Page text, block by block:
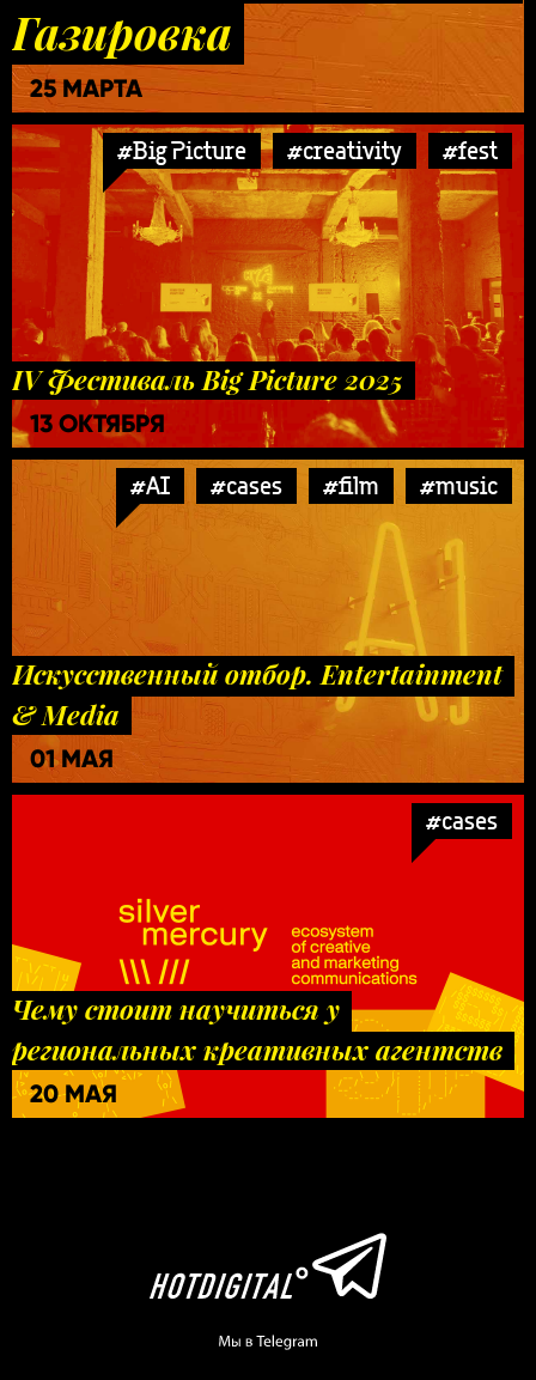
Газировка
25 МАРТА
#Big Picture #creativity #fest
IV Фестиваль Big Picture 2025
13 ОКТЯБРЯ
#AI #cases #film #music
Искусственный отбор. Entertainment
& Media
01 МАЯ
#cases
Чему стоит научиться у
региональных креативных агентств
20 МАЯ